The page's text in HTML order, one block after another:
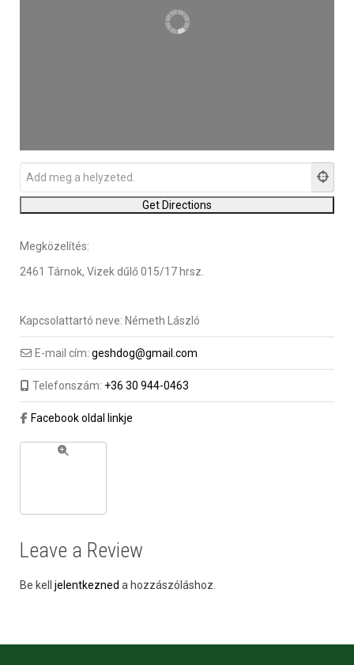
Megközelítés:
2461 Tárnok, Vizek dűlő 015/17 hrsz.
Kapcsolattartó neve: Németh László
E-mail cím: geshdog@gmail.com
Telefonszám: +36 30 944-0463
Facebook oldal linkje
Leave a Review
Be kell jelentkezned a hozzászóláshoz.